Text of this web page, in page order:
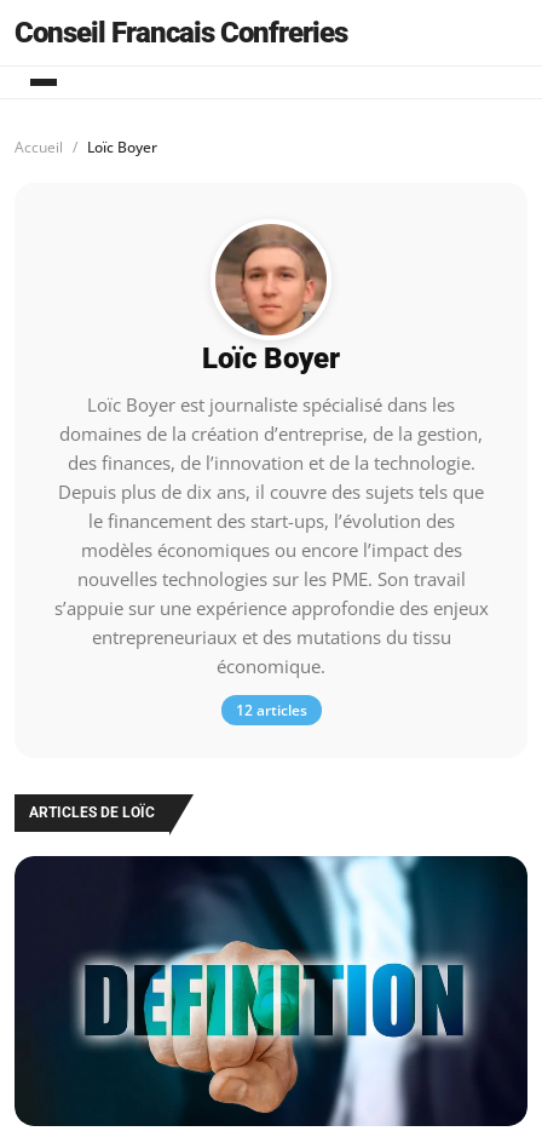
Conseil Francais Confreries
Accueil Loïc Boyer
Loïc Boyer
Loïc Boyer est journaliste spécialisé dans les
domaines de la création d’entreprise, de la gestion,
des finances, de l’innovation et de la technologie.
Depuis plus de dix ans, il couvre des sujets tels que
le financement des start-ups, l’évolution des
modèles économiques ou encore l’impact des
nouvelles technologies sur les PME. Son travail
s’appuie sur une expérience approfondie des enjeux
entrepreneuriaux et des mutations du tissu
économique.
12 articles
ARTICLES DE LOÏC